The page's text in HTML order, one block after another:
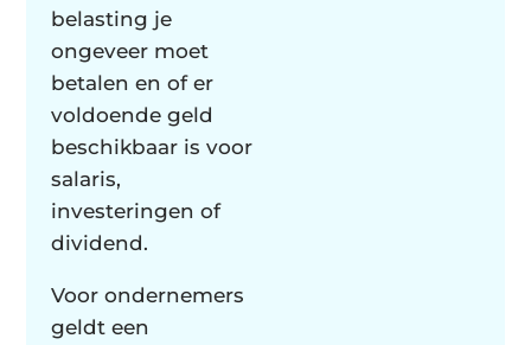
belasting je
ongeveer moet
betalen en of er
voldoende geld
beschikbaar is voor
salaris,
investeringen of
dividend.
Voor ondernemers
geldt een